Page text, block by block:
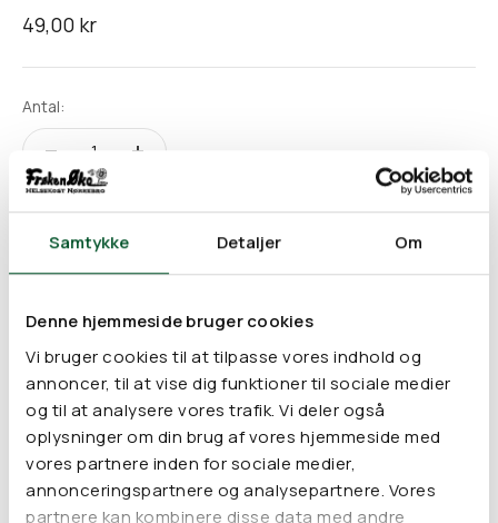
Samtykke Detaljer Om
Denne hjemmeside bruger cookies
Vi bruger cookies til at tilpasse vores indhold og
annoncer, til at vise dig funktioner til sociale medier
og til at analysere vores trafik. Vi deler også
oplysninger om din brug af vores hjemmeside med
vores partnere inden for sociale medier,
annonceringspartnere og analysepartnere. Vores
partnere kan kombinere disse data med andre
Salgspris
49,00 kr
Antal:
Ingredienser:
Mentha Piperita Oil*
Er der angivet en * ved en ingrediens, er den 100%
økologisk
Allergener:
Limonene
Linalool